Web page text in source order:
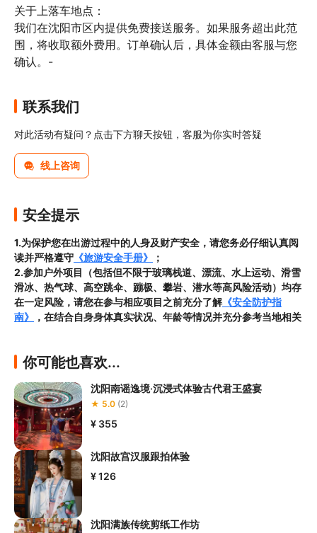
关于上落车地点：
我们在沈阳市区内提供免费接送服务。如果服务超出此范
围，将收取额外费用。订单确认后，具体金额由客服与您
确认。-
联系我们
对此活动有疑问？点击下方聊天按钮，客服为你实时答疑
线上咨询
安全提示
1.为保护您在出游过程中的人身及财产安全，请您务必仔细认真阅
读并严格遵守 《旅游安全手册》
；
2.参加户外项目（包括但不限于玻璃栈道、漂流、水上运动、滑雪
滑冰、热气球、高空跳伞、蹦极、攀岩、潜水等高风险活动）均存
在一定风险，请您在参与相应项目之前充分了解《安全防护指
南》
，在结合自身身体真实状况、年龄等情况并充分参考当地相关
患者及严重恐高、体质较弱的游客参加本产品内包含的项目，
给旅行社造成损失的，还需对旅行社进行全额赔偿；
4.因本产品内可能包含多个旅游项目，请您在
服工作人员沟通了解本产品内各项目的准入年龄、准入身高及准入
体重等准入要求
承担；
5.请您在参与项目期间全程穿戴好安全护具，避免发生意外事件；
6.若您在项目进行过程中感到任何不适，请及时与工作人员进行沟
通，工作人员将会及时为您提供必要支持。
你可能也喜欢...
沈阳南谣逸境·沉浸式体验古代君王盛宴
★ 5.0 (2)
¥ 355
沈阳故宫汉服跟拍体验
¥ 126
沈阳满族传统剪纸工作坊